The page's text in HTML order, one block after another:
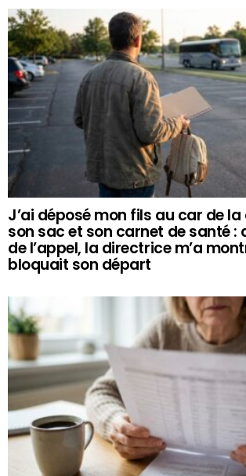
J’ai déposé mon fils au car de
son sac et son carnet de santé :
de l’appel, la directrice m’a
bloquait son départ